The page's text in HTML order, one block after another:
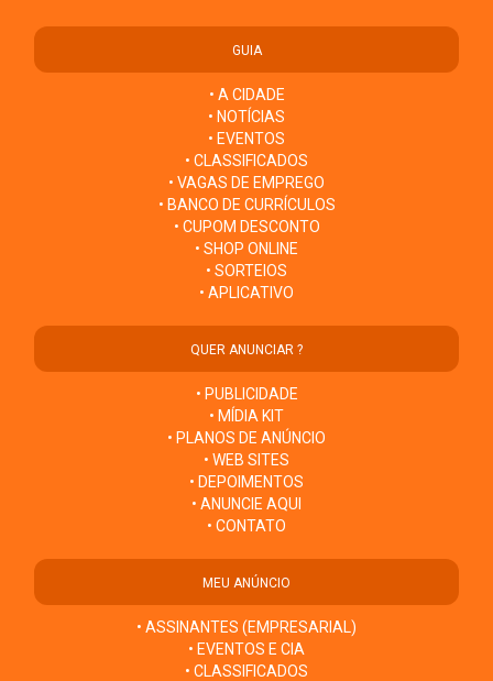
GUIA
• A CIDADE
• NOTÍCIAS
• EVENTOS
• CLASSIFICADOS
• VAGAS DE EMPREGO
• BANCO DE CURRÍCULOS
• CUPOM DESCONTO
• SHOP ONLINE
• SORTEIOS
• APLICATIVO
QUER ANUNCIAR ?
• PUBLICIDADE
• MÍDIA KIT
• PLANOS DE ANÚNCIO
• WEB SITES
• DEPOIMENTOS
• ANUNCIE AQUI
• CONTATO
MEU ANÚNCIO
• ASSINANTES (EMPRESARIAL)
• EVENTOS E CIA
• CLASSIFICADOS